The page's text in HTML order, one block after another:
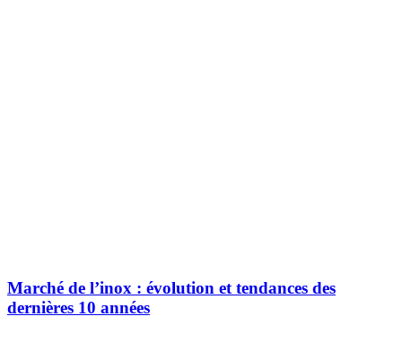
Marché de l’inox : évolution et tendances des
dernières 10 années